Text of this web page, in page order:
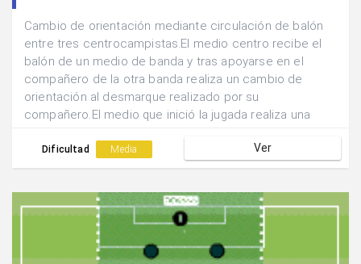
Cambio de orientación mediante circulación de balón
entre tres centrocampistas.El medio centro recibe el
balón de un medio de banda y tras apoyarse en el
compañero de la otra banda realiza un cambio de
orientación al desmarque realizado por su
compañero.El medio que inició la jugada realiza una
con tiro lejano la acción.
Dificultad Media Ver